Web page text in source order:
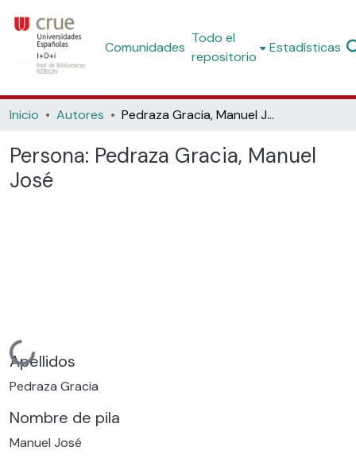
Comunidades
Todo el
repositorio
Estadísticas
Inicio Autores Pedraza Gracia, Manuel José
Persona: Pedraza Gracia, Manuel
José
Cargando...
Apellidos
Pedraza Gracia
Nombre de pila
Manuel José